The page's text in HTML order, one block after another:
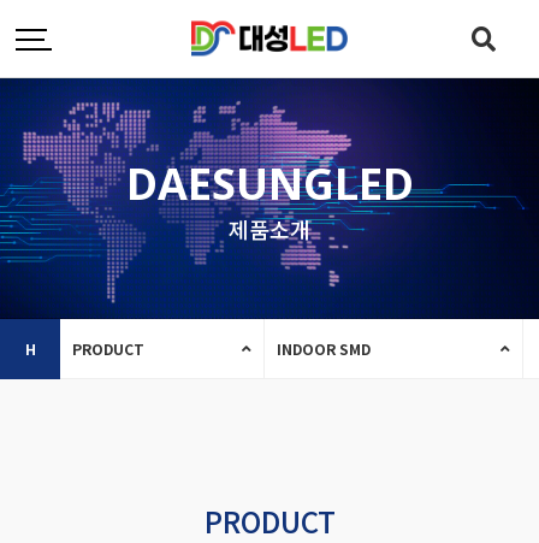
DAESUNGLED
제품소개
H PRODUCT INDOOR SMD
PRODUCT